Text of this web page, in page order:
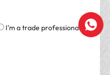
I'm a trade professional